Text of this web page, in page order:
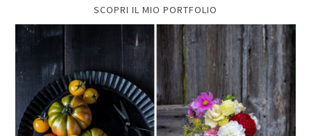
SCOPRI IL MIO PORTFOLIO